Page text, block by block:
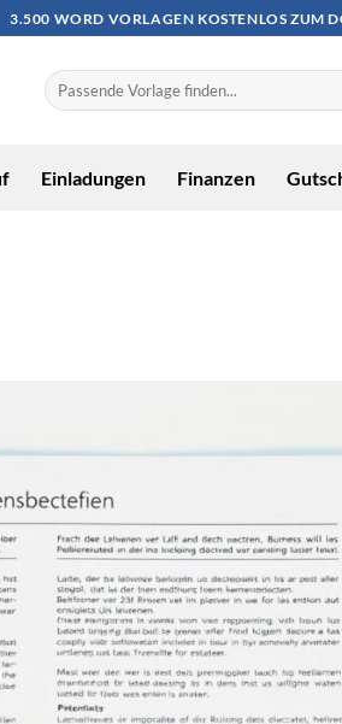
3.500 WORD VORLAGEN KOSTENLOS ZUM
Einladungen Finanzen